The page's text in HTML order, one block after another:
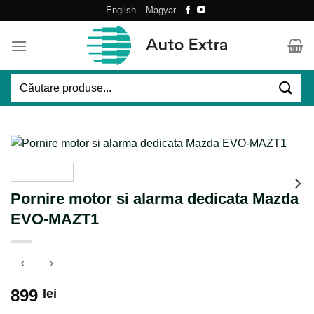
content
English Magyar
Caută
Pornire motor si alarma dedicata Mazda
EVO-MAZT1
899 lei